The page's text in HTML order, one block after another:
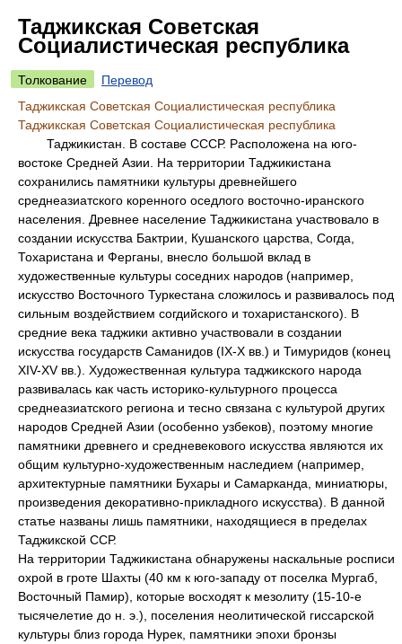
Таджикская Советская
Социалистическая республика
Толкование
Перевод
Таджикская Советская Социалистическая республика
Таджикская Советская Социалистическая республика
Таджикистан. В составе СССР. Расположена на юго-
востоке Средней Азии. На территории Таджикистана
сохранились памятники культуры древнейшего
среднеазиатского коренного оседлого восточно-иранского
населения. Древнее население Таджикистана участвовало в
создании искусства Бактрии, Кушанского царства, Согда,
Тохаристана и Ферганы, внесло большой вклад в
художественные культуры соседних народов (например,
искусство Восточного Туркестана сложилось и развивалось под
сильным воздействием согдийского и тохаристанского). В
средние века таджики активно участвовали в создании
искусства государств Саманидов (IX-X вв.) и Тимуридов (конец
XIV-XV вв.). Художественная культура таджикского народа
развивалась как часть историко-культурного процесса
среднеазиатского региона и тесно связана с культурой других
народов Средней Азии (особенно узбеков), поэтому многие
памятники древнего и средневекового искусства являются их
общим культурно-художественным наследием (например,
архитектурные памятники Бухары и Самарканда, миниатюры,
произведения декоративно-прикладного искусства). В данной
статье названы лишь памятники, находящиеся в пределах
Таджикской ССР.
На территории Таджикистана обнаружены наскальные росписи
охрой в гроте Шахты (40 км к юго-западу от поселка Мургаб,
Восточный Памир), которые восходят к мезолиту (15-10-е
тысячелетие до н. э.), поселения неолитической гиссарской
культуры близ города Нурек, памятники эпохи бронзы